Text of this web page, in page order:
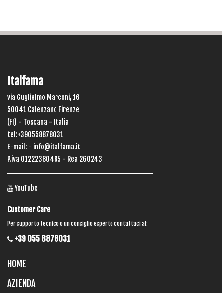
Italfama
via Guglielmo Marconi, 16
50041 Calenzano Firenze
(FI) - Toscana - Italia
tel:+390558878031
E-mail: - info@italfama.it
P.iva 01222380485 - Rea 260243
YouTube
Customer Care
Per supporto tecnico o un consiglio esperto contattaci al:
+39 055 8878031
HOME
AZIENDA